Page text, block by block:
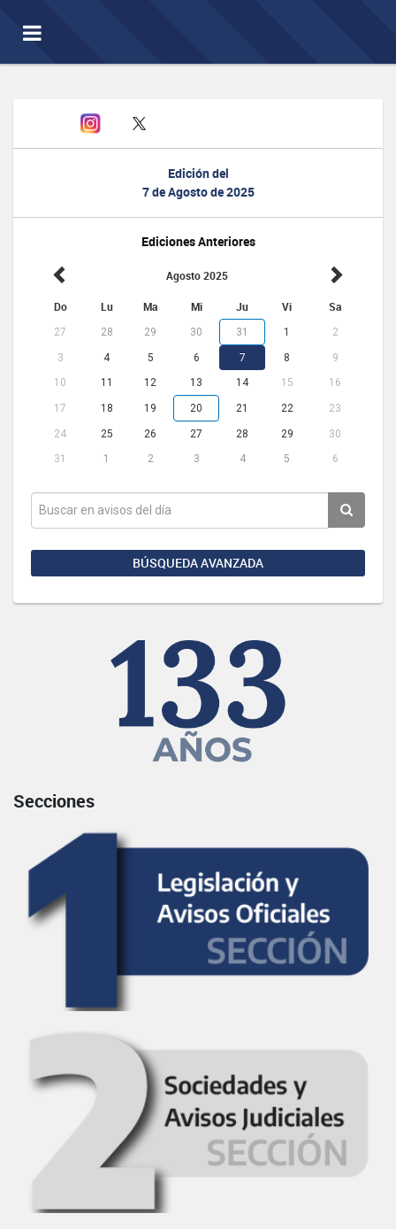
Toggle
navigation
Edición del
7 de Agosto de 2025
Ediciones Anteriores
Agosto 2025
Do Lu Ma Mi Ju Vi Sa
27 28 29 30 31 1 2
3 4 5 6 7 8
9
10
11 12 13 14 15 16
17 18 19 20 21 22 23
24 25 26 27 28 29
30
31
1 2 3 4 5 6
BÚSQUEDA AVANZADA
Secciones